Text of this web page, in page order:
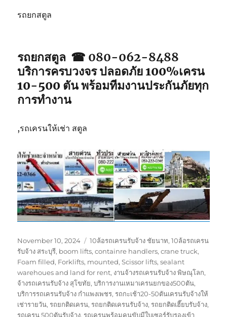
รถยกสตูล
รถยกสตูล ☎ 080-062-8488
บริการครบวงจร ปลอดภัย 100%เครน
10-500 ตัน พร้อมทีมงานประกันภัยทุก
การทำงาน
,รถเครนให้เช่า สตูล
Posted
on
November 10, 2024 Tags
10ล้อรถเครนรับจ้าง ชัยนาท,10ล้อรถเครน
รับจ้าง สระบุรี, boom lifts,containre handlers,crane truck,
Foam filled, Forklifts, mounted,Scissor lifts,sealant
warehoues and land for rent, งานจ้างรถเครนรับจ้าง พิษณุโลก,
จ้างรถเครนรับจ้าง สุโขทัย,บริการงานเหมาเครนยกของ500ตัน,
บริการรถเครนรับจ้าง กำแพงเพชร,รถกะเช้า20-50ตันเครนรับจ้างให้
เช่ารายวัน,รถยกติดเครน,รถยกติดเครนรับจ้าง,รถยกติดเฮี๊ยบรับจ้าง,
รถเครน 500ตันรับจ้าง,รถเครนพร้อมคนขับมีใบเซอร์รับรองเข้า